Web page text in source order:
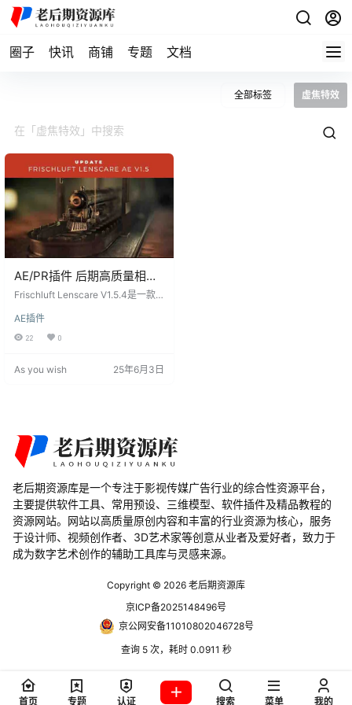
圈子 快讯 商铺 专题 文档
全部标签 虚焦特效
AE/PR插件 后期高质量相机
虚焦特效Frischluft
Frischluft Lenscare V1.5.4是一款
作中实现镜头景深与虚焦效果。如
果您需要在后期制作中获得高质量
是一个绝佳的选择。它能够帮助您
e…
AE插件
22 0
As you wish 25年6月3日
老后期资源库是一个专注于影视传媒广告行业的综合性资源平台，
主要提供软件工具、常用预设、三维模型、软件插件及精品教程的
资源网站。网站以高质量原创内容和丰富的行业资源为核心，服务
于设计师、视频创作者、3D艺术家等创意从业者及爱好者，致力于
成为数字艺术创作的辅助工具库与灵感来源。
Copyright © 2026 老后期资源库
京ICP备2025148496号
京公网安备11010802046728号
查询 5 次，耗时 0.0911 秒
首页 专题 认证 搜索 菜单 我的